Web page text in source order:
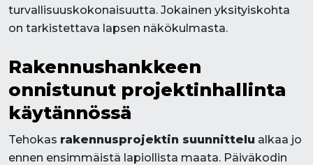
turvallisuuskokonaisuutta. Jokainen yksityiskohta
on tarkistettava lapsen näkökulmasta.
Rakennushankkeen
onnistunut projektinhallinta
käytännössä
Tehokas rakennusprojektin suunnittelu alkaa jo
ennen ensimmäistä lapiollista maata. Päiväkodin